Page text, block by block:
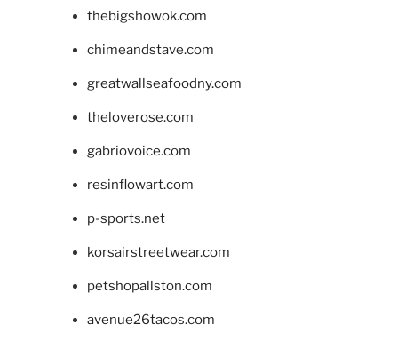
thebigshowok.com
chimeandstave.com
greatwallseafoodny.com
theloverose.com
gabriovoice.com
resinflowart.com
p-sports.net
korsairstreetwear.com
petshopallston.com
avenue26tacos.com